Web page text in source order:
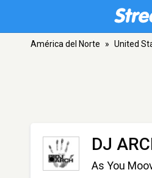
América del Norte » United
DJ
As You